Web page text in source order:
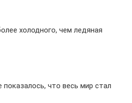
холодного, чем ледяная
показалось, что весь мир стал